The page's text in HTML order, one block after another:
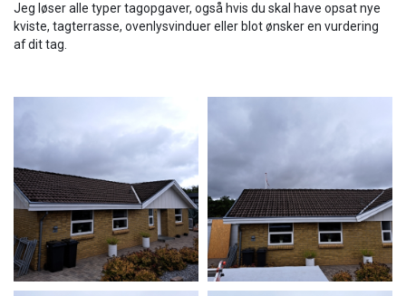
Jeg løser alle typer tagopgaver, også hvis du skal have opsat nye
kviste, tagterrasse, ovenlysvinduer eller blot ønsker en vurdering
af dit tag.